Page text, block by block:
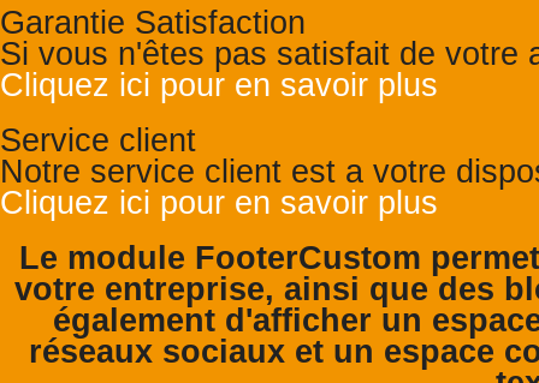
Garantie Satisfaction
Si vous n'êtes pas satisfait de votre
Cliquez ici pour en savoir plus
Service client
Notre service client est a votre
Cliquez ici pour en savoir plus
Le module FooterCustom
votre entreprise, ainsi que des
également d'afficher un
réseaux sociaux et un espace